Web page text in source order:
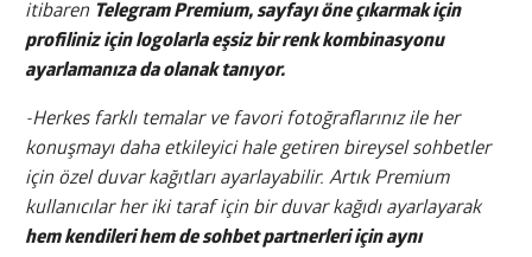
itibaren Telegram Premium, sayfayı öne çıkarmak için
profiliniz için logolarla eşsiz bir renk kombinasyonu
ayarlamanıza da olanak tanıyor.
-Herkes farklı temalar ve favori fotoğraflarınız ile her
konuşmayı daha etkileyici hale getiren bireysel sohbetler
için özel duvar kağıtları ayarlayabilir. Artık Premium
kullanıcılar her iki taraf için bir duvar kağıdı ayarlayarak
hem kendileri hem de sohbet partnerleri için aynı